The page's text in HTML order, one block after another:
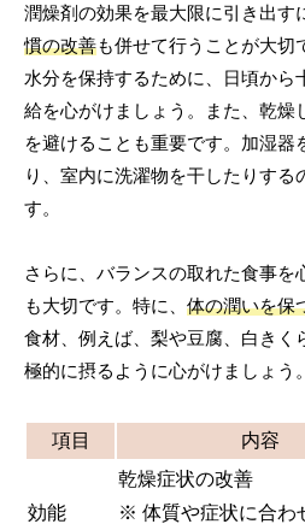
潤燥剤の効果を最大限に引き出す
慣の改善も併せて行うことが大切
水分を保持するために、日頃から
給を心がけましょう。また、乾燥
を避けることも重要です。加湿器
り、室内に洗濯物を干したりする
す。
さらに、バランスの取れた食事を
も大切です。特に、体の潤いを保
食材、例えば、梨や豆腐、白きく
極的に摂るように心がけましょう。
項目 内容
効能
乾燥症状の改善
※ 体質や症状に合わ